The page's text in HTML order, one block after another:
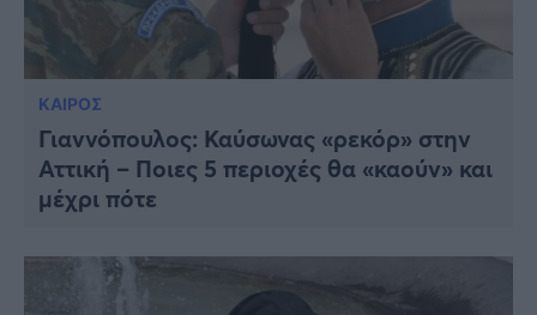
ΚΑΙΡΟΣ
Γιαννόπουλος: Καύσωνας «ρεκόρ» στην
Αττική – Ποιες 5 περιοχές θα «καούν» και
μέχρι πότε